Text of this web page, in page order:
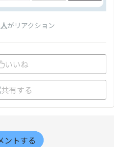
がリアクション
いいね
共有する
ントする